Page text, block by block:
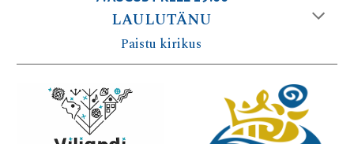
LAULUTÄNU
Paistu kirikus